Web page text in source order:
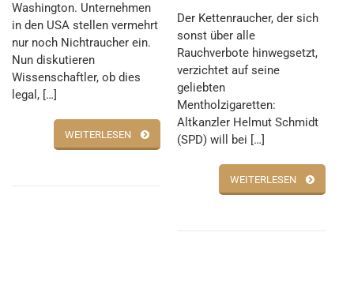
Washington. Unternehmen
in den USA stellen vermehrt
nur noch Nichtraucher ein.
Nun diskutieren
Wissenschaftler, ob dies
legal, […]
WEITERLESEN
Der Kettenraucher, der sich
sonst über alle
Rauchverbote hinwegsetzt,
verzichtet auf seine
geliebten
Mentholzigaretten:
Altkanzler Helmut Schmidt
(SPD) will bei […]
WEITERLESEN